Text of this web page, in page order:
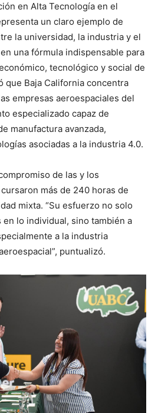
en Alta Tecnología en el
un claro ejemplo de
la universidad, la industria y el
una fórmula indispensable para
tecnológico y social de
que Baja California concentra
empresas aeroespaciales del
especializado capaz de
manufactura avanzada,
asociadas a la industria 4.0.
de las y los
más de 240 horas de
mixta. “Su esfuerzo no solo
lo individual, sino también a
a la industria
puntualizó.